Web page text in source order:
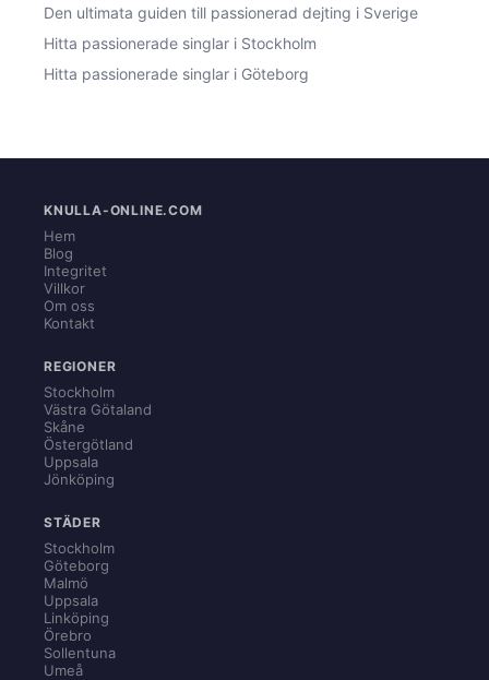
Den ultimata guiden till passionerad dejting i Sverige
Hitta passionerade singlar i Stockholm
Hitta passionerade singlar i Göteborg
KNULLA-ONLINE.COM
Hem
Blog
Integritet
Villkor
Om oss
Kontakt
REGIONER
Stockholm
Västra Götaland
Skåne
Östergötland
Uppsala
Jönköping
STÄDER
Stockholm
Göteborg
Malmö
Uppsala
Linköping
Örebro
Sollentuna
Umeå